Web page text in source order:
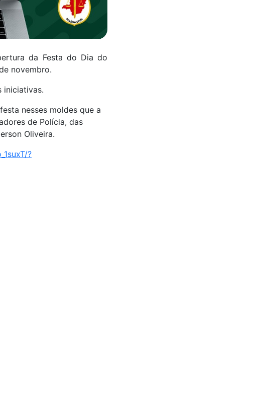
da Festa do Dia do
novembro.
iniciativas.
nesses moldes que a
de Polícia, das
Oliveira.
?